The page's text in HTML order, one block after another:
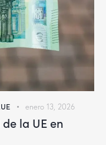
enero 13, 2026
la UE en